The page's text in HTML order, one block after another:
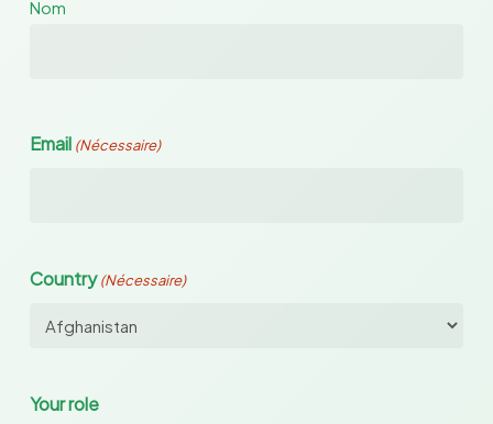
Nom
Email (Nécessaire)
Country (Nécessaire)
Your role